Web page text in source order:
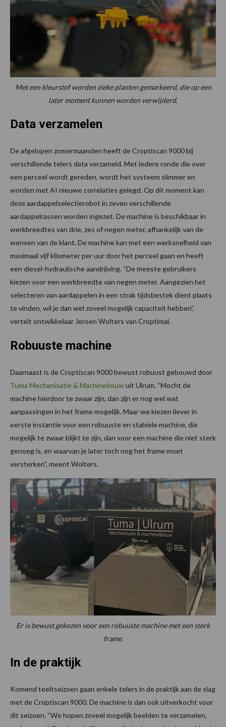
Met een kleurstof worden zieke planten gemarkeerd, die op een
later moment kunnen worden verwijderd.
Data verzamelen
De afgelopen zomermaanden heeft de Croptiscan 9000 bij
verschillende telers data verzameld. Met iedere ronde die over
een perceel wordt gereden, wordt het systeem slimmer en
worden met AI nieuwe correlaties gelegd. Op dit moment kan
deze aardappelselectierobot in zeven verschillende
aardappelrassen worden ingezet. De machine is beschikbaar in
werkbreedtes van drie, zes of negen meter, afhankelijk van de
wensen van de klant. De machine kan met een werksnelheid van
maximaal vijf kilometer per uur door het perceel gaan en heeft
een diesel-hydraulische aandrijving. “De meeste gebruikers
kiezen voor een werkbreedte van negen meter. Aangezien het
selecteren van aardappelen in een strak tijdsbestek dient plaats
te vinden, wil je dan wel zoveel mogelijk capaciteit hebben”,
vertelt ontwikkelaar Jeroen Wolters van Croptimal.
Robuuste machine
Daarnaast is de Croptiscan 9000 bewust robuust gebouwd door
Tuma Mechanisatie & Machinebouwuit Ulrum. “Mocht de
machine hierdoor te zwaar zijn, dan zijn er nog wel wat
aanpassingen in het frame mogelijk. Maar we kiezen liever in
eerste instantie voor een robuuste en stabiele machine, die
mogelijk te zwaar blijkt te zijn, dan voor een machine die niet sterk
genoeg is, en waarvan je later toch nog het frame moet
versterken”, meent Wolters.
Er is bewust gekozen voor een robuuste machine met een sterk
frame.
In de praktijk
Komend teeltseizoen gaan enkele telers in de praktijk aan de slag
met de Croptiscan 9000. De machine is dan ook uitverkocht voor
dit seizoen. “We hopen zoveel mogelijk beelden te verzamelen,